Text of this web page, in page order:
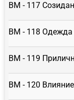
ВМ - 117
ВМ - 118 Одежда
ВМ - 119
ВМ - 120